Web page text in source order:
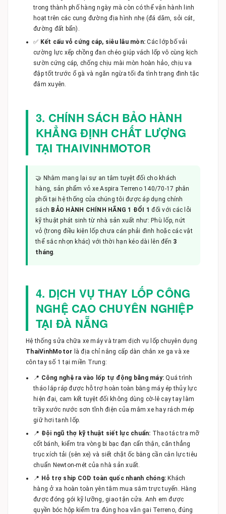
trong thành phố hàng ngày mà còn có thể vận hành linh
hoạt trên các cung đường địa hình nhẹ (đá dăm, sỏi cát,
đường đất bẩn).
✅ Kết cấu vỏ cứng cáp, siêu lâu mòn: Các lớp bố vải
cường lực xếp chồng đan chéo giúp vách lốp vô cùng kịch
sườn cứng cáp, chống chịu mài mòn hoàn hảo, chịu va
đập tốt trước ổ gà và ngăn ngừa tối đa tình trạng đinh tặc
đâm xuyên.
3. CHÍNH SÁCH BẢO HÀNH
KHẲNG ĐỊNH CHẤT LƯỢNG
TẠI THAIVINHMOTOR
🤝 Nhằm mang lại sự an tâm tuyệt đối cho khách
hàng, sản phẩm vỏ xe Aspira Terreno 140/70-17 phân
phối tại hệ thống của chúng tôi được áp dụng chính
sách BẢO HÀNH CHÍNH HÃNG 1 ĐỔI 1 đối với các lỗi
kỹ thuật phát sinh từ nhà sản xuất như: Phù lốp, nứt
vỏ (trong điều kiện lốp chưa cán phải đinh hoặc các vật
thể sắc nhọn khác) với thời hạn kéo dài lên đến 3
tháng.
4. DỊCH VỤ THAY LỐP CÔNG
NGHỆ CAO CHUYÊN NGHIỆP
TẠI ĐÀ NẴNG
Hệ thống sửa chữa xe máy và trạm dịch vụ lốp chuyên dụng
ThaiVinhMotor là địa chỉ nâng cấp dàn chân xe ga và xe
côn tay số 1 tại miền Trung:
📍 Công nghệ ra vào lốp tự động bằng máy: Quá trình
tháo lắp ráp được hỗ trợ hoàn toàn bằng máy ép thủy lực
hiện đại, cam kết tuyệt đối không dùng cờ-lê cạy tay làm
trầy xước nước sơn tĩnh điện của mâm xe hay rách mép
giữ hơi tanh lốp.
📍 Đội ngũ thợ kỹ thuật siết lực chuẩn: Thao tác tra mỡ
cốt bánh, kiểm tra vòng bi bạc đạn cẩn thận, căn thẳng
trục xích tải (sên xe) và siết chặt ốc bằng cần cân lực tiêu
chuẩn Newton-mét của nhà sản xuất.
📍 Hỗ trợ ship COD toàn quốc nhanh chóng: Khách
hàng ở xa hoàn toàn yên tâm mua sắm trực tuyến. Hàng
được đóng gói kỹ lưỡng, giao tận cửa. Anh em được
quyền bóc hộp kiểm tra đúng hoa văn gai Terreno, đúng